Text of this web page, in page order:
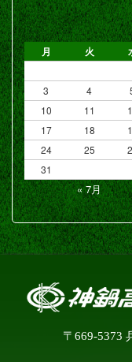
月 火
« 7月
3 4
10
11
17
18
24
25
31
〒669-5373